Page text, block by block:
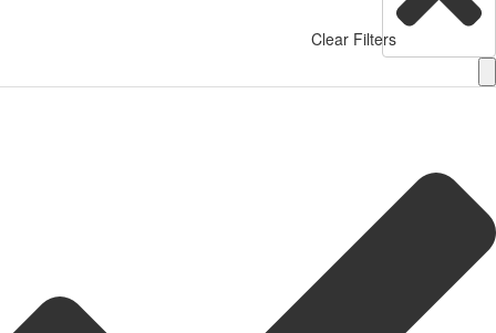
Clear Filters